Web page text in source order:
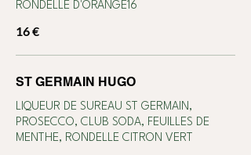
RONDELLE D'ORANGE16
16 €
ST GERMAIN HUGO
LIQUEUR DE SUREAU ST GERMAIN,
PROSECCO, CLUB SODA, FEUILLES DE
MENTHE, RONDELLE CITRON VERT